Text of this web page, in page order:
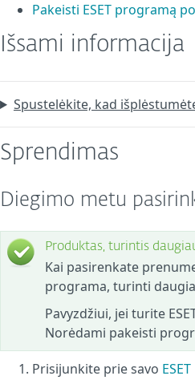
Pakeisti ESET programą
Išsami informacija
Spustelėkite, kad
Sprendimas
Diegimo metu
Produktas, turintis
Kai pasirenkate
programa, turinti
Pavyzdžiui, jei turite
Norėdami pakeisti
Prisijunkite prie savo